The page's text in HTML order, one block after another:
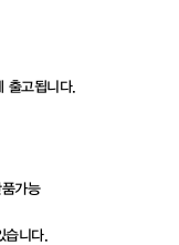
출고됩니다.
가능
니다.